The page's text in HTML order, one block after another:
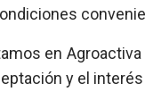
en
y el